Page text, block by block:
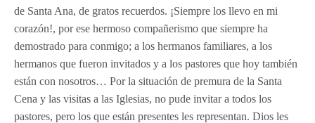
de Santa Ana, de gratos recuerdos. ¡Siempre los llevo en mi
corazón!, por ese hermoso compañerismo que siempre ha
demostrado para conmigo; a los hermanos familiares, a los
hermanos que fueron invitados y a los pastores que hoy también
están con nosotros… Por la situación de premura de la Santa
Cena y las visitas a las Iglesias, no pude invitar a todos los
pastores, pero los que están presentes les representan. Dios les